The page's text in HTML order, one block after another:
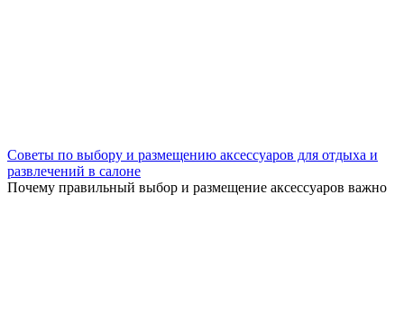
Советы по выбору и размещению аксессуаров для отдыха и
развлечений в салоне
Почему правильный выбор и размещение аксессуаров важно